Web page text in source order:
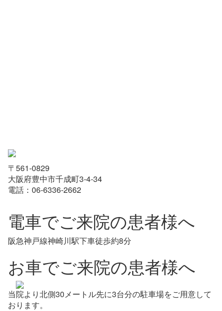
〒561-0829
大阪府豊中市千成町3-4-34
電話：06-6336-2662
電車でご来院の患者様へ
阪急神戸線神崎川駅下車徒歩約8分
お車でご来院の患者様へ
当院より北側30メートル先に3台分の駐車場をご用意して
おります。